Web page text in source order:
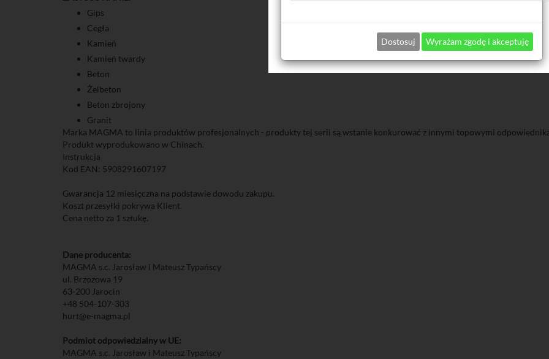
Gips
Cegła
Kamień
Kamień twardy
Beton
Żelbeton
Beton zbrojony
Granit
Marka MAGMA to linia produktów profesjonalnych - produkty tej serii są wstanie konkurować z innymi topowymi
Produkt wyprodukowano w Chinach.
Instrukcja
Kod EAN: 5908291607197
Gwarancja 12 miesięczna na podstawie dowodu zakupu.
Koszt przesyłki pokrywa Klient.
Cena netto za 1 sztukę.
Dane producenta:
MAGMA s.c. Jarosław i Mateusz Typańscy
ul. Brzozowa 19
63-200 Jarocin
+48 504-107-303
hurt@e-magma.pl
Podmiot odpowiedzialny w UE:
MAGMA s.c. Jarosław i Mateusz Typańscy
Dostosuj Wyrażam zgodę i akceptuję